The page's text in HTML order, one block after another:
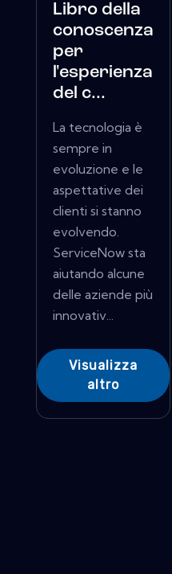
Libro della
conoscenza
per
l'esperienza
del c...
La tecnologia è
sempre in
evoluzione e le
aspettative dei
clienti si stanno
evolvendo.
ServiceNow sta
aiutando alcune
delle aziende più
innovativ...
Visualizza
altro